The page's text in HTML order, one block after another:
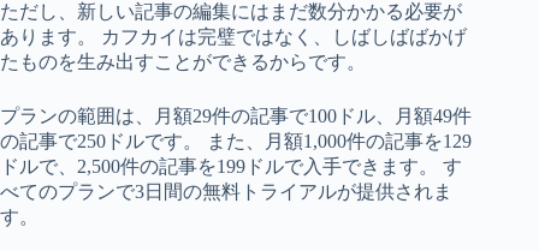
ただし、新しい記事の編集にはまだ数分かかる必要が
あります。 カフカイは完璧ではなく、しばしばばかげ
たものを生み出すことができるからです。
プランの範囲は、月額29件の記事で100ドル、月額49件
の記事で250ドルです。 また、月額1,000件の記事を129
ドルで、2,500件の記事を199ドルで入手できます。 す
べてのプランで3日間の無料トライアルが提供されま
す。